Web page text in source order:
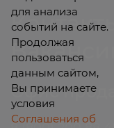
Контакты
Вакансии
Офис
для анализа
событий на сайте.
Продолжая
пользоваться
данным сайтом,
Вы принимаете
условия
Соглашения об